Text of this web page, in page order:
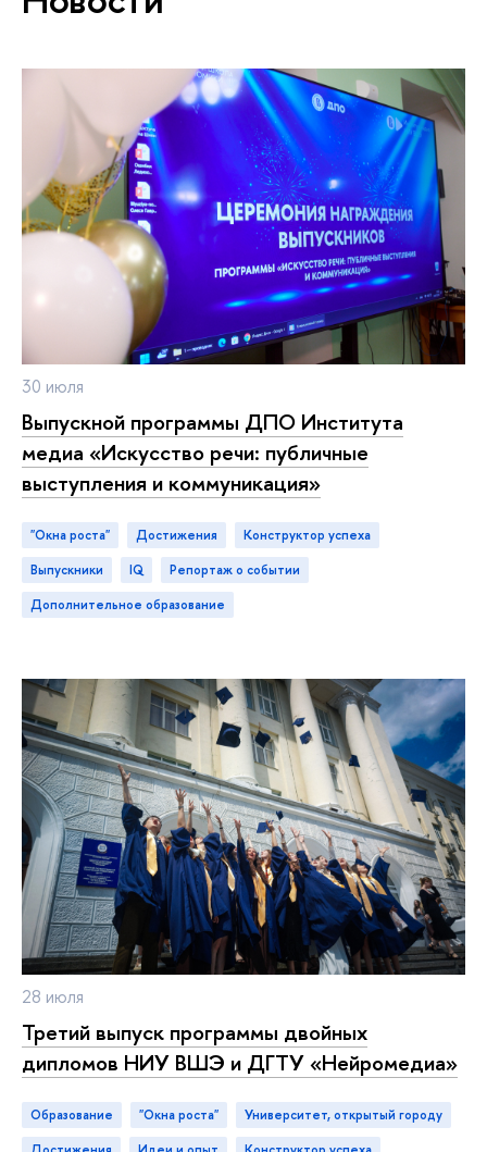
30 июля
ыпускной программы ДПО Института
медиа «Искусство речи: публичные
ыступления и коммуникация»
"Окна роста" достижения
конструктор успеха
ыпускники
IQ
репортаж о событии
дополнительное образование
28 июля
Третий выпуск программы двойных
дипломов НИУ ВШЭ и ДГТУ «Нейромедиа»
Образование "Окна роста"
Университет, открытый городу